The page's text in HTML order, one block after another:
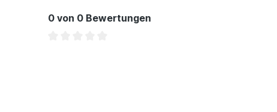
0 von 0 Bewertungen